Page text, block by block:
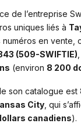
de l’entreprise
uniques liés à
numéros en vente,
(509-SWIFTIE)
(environ 8 200
son catalogue est
City , qui
canadiens).